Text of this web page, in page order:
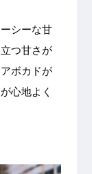
シーな甘
つ甘さが
ボカドが
心地よく